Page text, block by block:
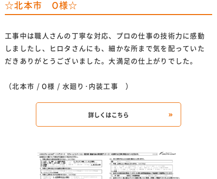
☆北本市 O様☆
工事中は職人さんの丁寧な対応、プロの仕事の技術力に感動
しましたし、ヒロタさんにも、細かな所まで気を配っていた
だきありがとうございました。大満足の仕上がりでした。
（北本市 / O様 / 水廻り･内装工事 ）
詳しくはこちら